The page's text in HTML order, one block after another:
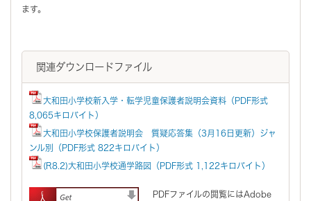
ます。
関連ダウンロードファイル
大和田小学校新入学・転学児童保護者説明会資料（PDF形式
8,065キロバイト）
大和田小学校保護者説明会 質疑応答集（3月16日更新）ジャ
ンル別（PDF形式 822キロバイト）
(R8.2)大和田小学校通学路図（PDF形式 1,122キロバイト）
PDFファイルの閲覧にはAdobe